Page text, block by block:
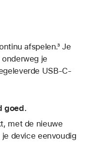
afspelen.³ Je
je
USB-C-
goed.
met de nieuwe
device eenvoudig